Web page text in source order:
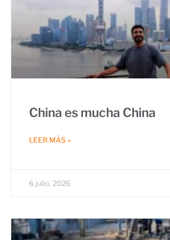
China es mucha China
LEER MÁS »
6 julio, 2026